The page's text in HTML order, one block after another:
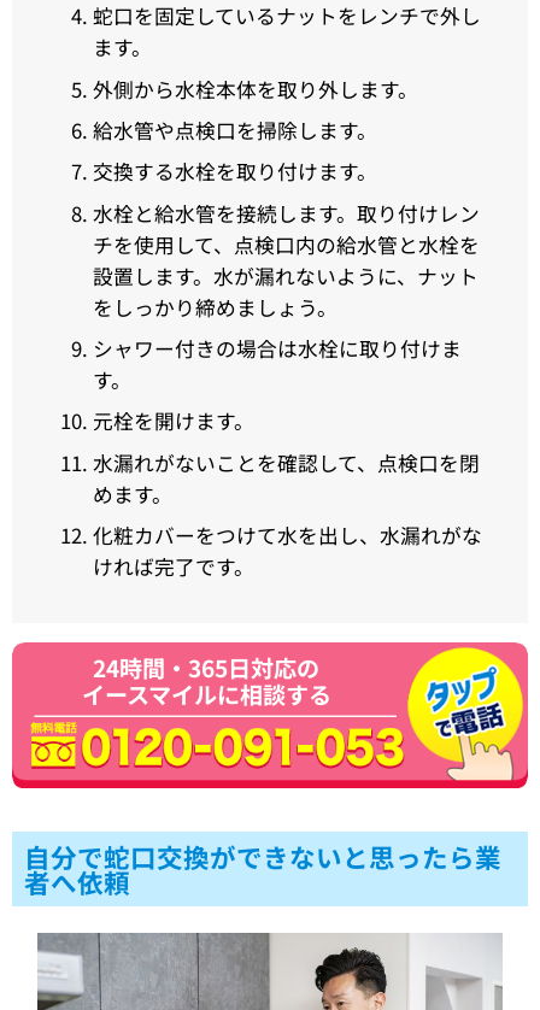
蛇口を固定しているナットをレンチで外し
ます。
外側から水栓本体を取り外します。
給水管や点検口を掃除します。
交換する水栓を取り付けます。
水栓と給水管を接続します。取り付けレン
チを使用して、点検口内の給水管と水栓を
設置します。水が漏れないように、ナット
をしっかり締めましょう。
シャワー付きの場合は水栓に取り付けま
す。
元栓を開けます。
水漏れがないことを確認して、点検口を閉
めます。
化粧カバーをつけて水を出し、水漏れがな
ければ完了です。
24時間・365日対応の
イースマイルに相談する
自分で蛇口交換ができないと思ったら業
者へ依頼